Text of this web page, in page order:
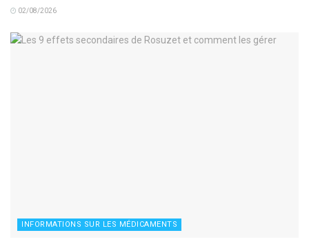
02/08/2026
INFORMATIONS SUR LES MÉDICAMENTS